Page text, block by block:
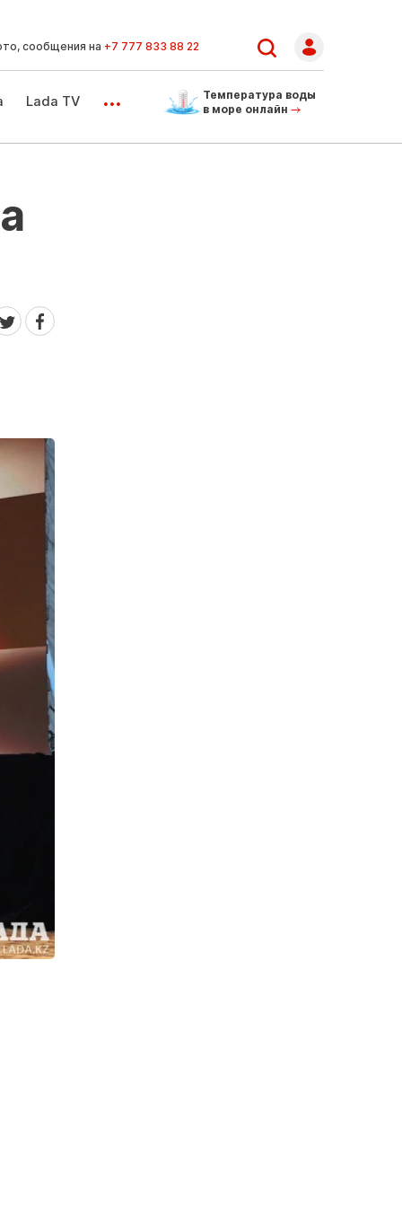
сообщения на +7 777 833 88 22
Lada TV ...
Температура воды
в море онлайн